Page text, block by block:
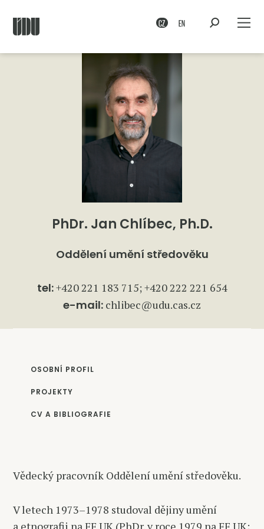
CZ EN
PhDr. Jan Chlíbec, Ph.D.
Oddělení umění středověku
tel:+420 221 183 715; +420 222 221 654
e-mail: chlibec@udu.cas.cz
OSOBNÍ PROFIL
PROJEKTY
CV A BIBLIOGRAFIE
Vědecký pracovník Oddělení umění středověku.
V letech 1973–1978 studoval dějiny umění